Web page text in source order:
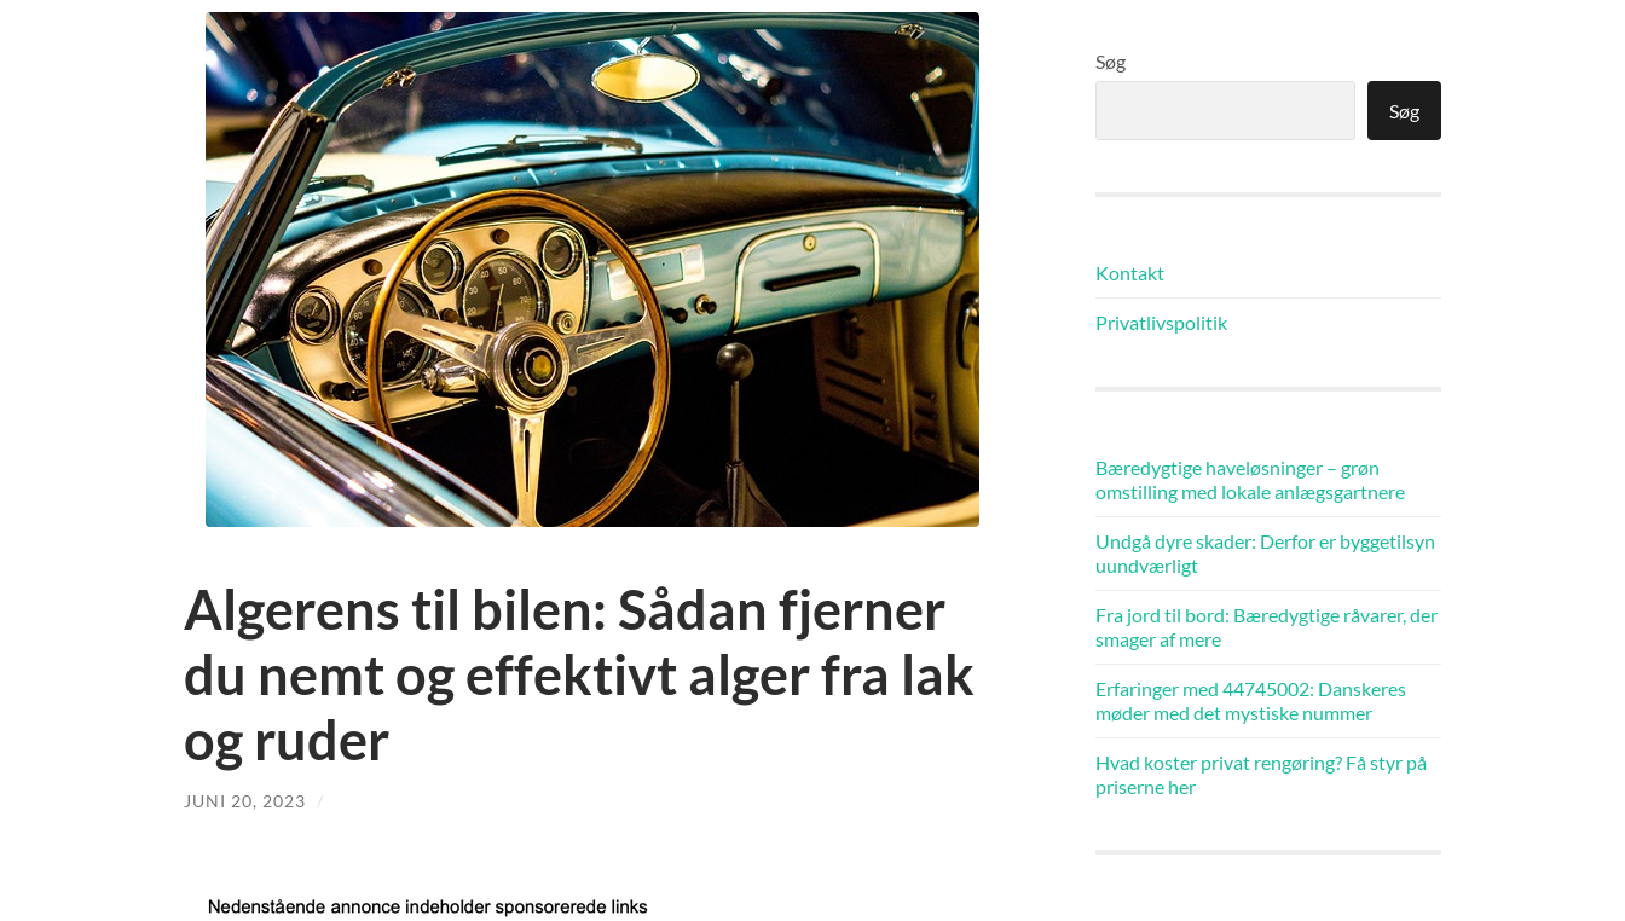
Algerens til bilen: Sådan fjerner
du nemt og effektivt alger fra lak
og ruder
JUNI 20, 2023 /
Søg
Søg
Kontakt
Privatlivspolitik
Bæredygtige haveløsninger – grøn
omstilling med lokale anlægsgartnere
Undgå dyre skader: Derfor er byggetilsyn
uundværligt
Fra jord til bord: Bæredygtige råvarer, der
smager af mere
Erfaringer med 44745002: Danskeres
møder med det mystiske nummer
Hvad koster privat rengøring? Få styr på
priserne her